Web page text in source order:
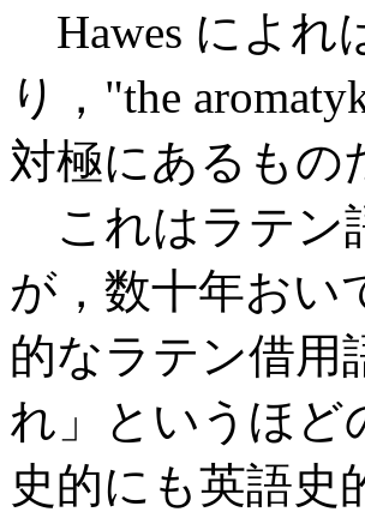
Hawes によれ
り，"the
対極にあるもの
これはラテン
が，数十年おい
的なラテン借用
れ」というほど
史的にも英語史